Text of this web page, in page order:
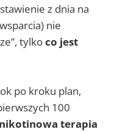
z dnia na
nie
tylkoco jest
po kroku plan,
100
nikotinowa terapia